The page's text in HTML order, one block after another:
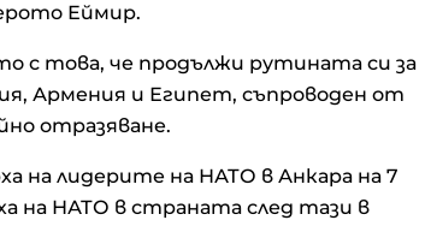
Еймир.
с това, че продължи рутината си за
Армения и Египет, съпроводен от
отразяване.
на лидерите на НАТО в Анкара на 7
на НАТО в страната след тази в